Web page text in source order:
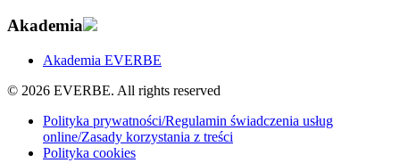
Akademia
Akademia EVERBE
© 2026 EVERBE. All rights reserved
Polityka prywatności/Regulamin świadczenia usług
online/Zasady korzystania z treści
Polityka cookies